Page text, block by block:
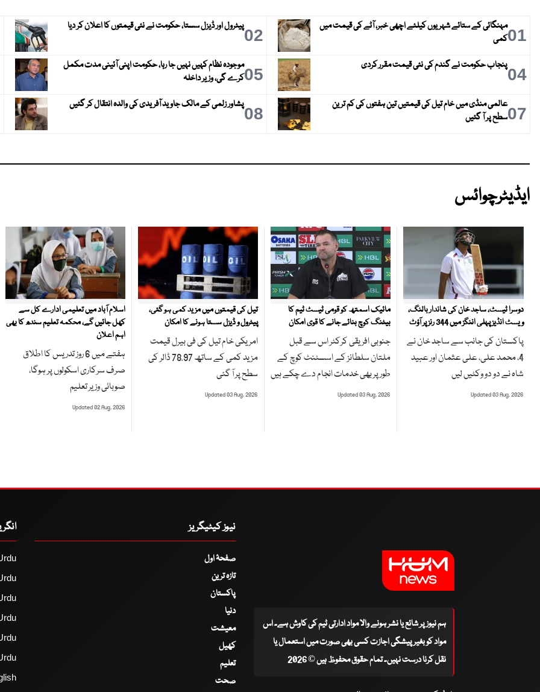
01مہنگائی کے ستائے شہریوں کیلئے اچھی خبر، آٹے کی قیمت میں
کمی
02پیٹرول اور ڈیزل سستا، حکومت نے نئی قیمتوں کا اعلان کر دیا
04پنجاب حکومت نے گندم کی نئی قیمت مقرر کردی 05موجودہ نظام کہیں نہیں جا رہا، حکومت اپنی آئینی مدت مکمل
کرے گی، وزیر داخلہ
07عالمی منڈی میں خام تیل کی قیمتیں تین ہفتوں کی کم ترین
سطح پر آ گئیں
08پشاور زلمی کے مالک جاوید آفریدی کی والدہ انتقال کر گئیں
ایڈیٹرچوائس
دوسرا ٹیسٹ، ساجد خان کی شاندار بالنگ،
ویسٹ انڈیز پہلی اننگز میں 344 رنز پر آؤٹ
پاکستان کی جانب سے ساجد خان نے
4، محمد علی، علی عثمان اور عبید
شاہ نے دو دو وکٹیں لیں
Updated 03 Aug, 2026
مائیک اسمتھ کو قومی ٹیسٹ ٹیم کا
بیٹنگ کوچ بنائے جانے کا قوی امکان
جنوبی افریقی کرکٹر اس سے قبل
ملتان سلطانز کے اسسٹنٹ کوچ کے
طور پر بھی خدمات انجام دے چکے ہیں
Updated 03 Aug, 2026
تیل کی قیمتوں میں مزید کمی ہو گئی،
پیٹرول و ڈیزل سستا ہونے کا امکان
امریکی خام تیل کی فی بیرل قیمت
مزید کمی کے ساتھ 78.97 ڈالر کی
سطح پر آ گئی
Updated 03 Aug, 2026
اسلام آباد میں تعلیمی ادارے کل سے
کھل جائیں گے، محکمہ تعلیم سندھ کا بھی
اہم اعلان
ہفتے میں 6 روز تدریس کا اطلاق
صرف سرکاری اسکولوں پر ہوگا،
صوبائی وزیر تعلیم
Updated 02 Aug, 2026
ہم نیوز پر شائع یا نشر ہونے والا مواد ادارتی ٹیم کی کاوش ہے۔ اس
مواد کو بغیر پیشگی اجازت کسی بھی صورت میں استعمال یا
نقل کرنا درست نہیں۔ تمام حقوق محفوظ ہیں © 2026
نیوز کیٹیگریز
صفحۂ اول
تازہ ترین
پاکستان
دنیا
معیشت
کھیل
تعلیم
صحت